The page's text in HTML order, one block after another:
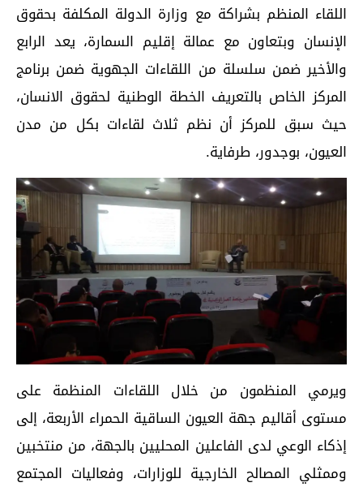
اللقاء المنظم بشراكة مع وزارة الدولة المكلفة بحقوق
الإنسان وبتعاون مع عمالة إقليم السمارة، يعد الرابع
والأخير ضمن سلسلة من اللقاءات الجهوية ضمن برنامج
المركز الخاص بالتعريف الخطة الوطنية لحقوق الانسان،
حيث سبق للمركز أن نظم ثلاث لقاءات بكل من مدن
العيون، بوجدور، طرفاية.
ويرمي المنظمون من خلال اللقاءات المنظمة على
مستوى أقاليم جهة العيون الساقية الحمراء الأربعة، إلى
إذكاء الوعي لدى الفاعلين المحليين بالجهة، من منتخبين
وممثلي المصالح الخارجية للوزارات، وفعاليات المجتمع